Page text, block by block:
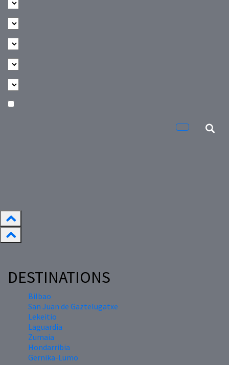
DESTINATIONS
Bilbao
San Juan de Gaztelugatxe
Lekeitio
Laguardia
Zumaia
Hondarribia
Gernika-Lumo